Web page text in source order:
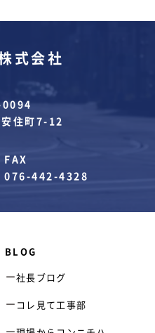
式会社
0094
住町7-12
076-442-4328
BLOG
社長ブログ
コレ見て工事部